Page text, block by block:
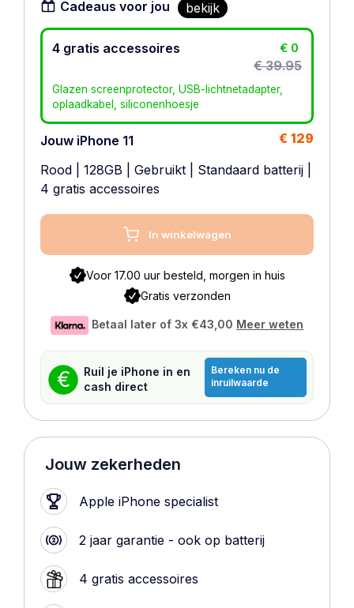
Cadeaus voor jou bekijk
4 gratis accessoires € 0
€ 39.95
Glazen screenprotector, USB-lichtnetadapter,
oplaadkabel, siliconenhoesje
Jouw iPhone 11
€ 129
Rood
128GB Gebruikt Standaard batterij
4 gratis accessoires
In winkelwagen
Voor 17.00 uur besteld, morgen in huis
Gratis verzonden
Betaal later of 3x €43,00 Meer weten
€
Ruil je iPhone in en
cash direct
Bereken nu de
inruilwaarde
Jouw zekerheden
Apple iPhone specialist
2 jaar garantie - ook op batterij
4 gratis accessoires